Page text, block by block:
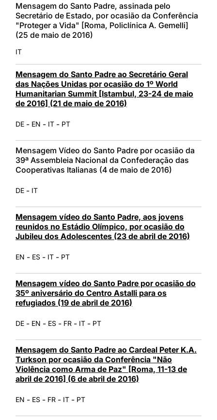
Mensagem do Santo Padre, assinada pelo
Secretário de Estado, por ocasião da Conferência
"Proteger a Vida" [Roma, Policlínica A. Gemelli]
(25 de maio de 2016)
IT
Mensagem do Santo Padre ao Secretário Geral
das Nações Unidas por ocasião do 1º World
Humanitarian Summit [Istambul, 23-24 de maio
de 2016] (21 de maio de 2016)
DE - EN - IT - PT
Mensagem Vídeo do Santo Padre por ocasião da
39ª Assembleia Nacional da Confederação das
Cooperativas Italianas (4 de maio de 2016)
DE - IT
Mensagem vídeo do Santo Padre, aos jovens
reunidos no Estádio Olímpico, por ocasião do
Jubileu dos Adolescentes (23 de abril de 2016)
EN - ES - IT - PT
Mensagem vídeo do Santo Padre por ocasião do
35º aniversário do Centro Astalli para os
refugiados (19 de abril de 2016)
DE - EN - ES - FR - IT - PT
Mensagem do Santo Padre ao Cardeal Peter K.A.
Turkson por ocasião da Conferência "Não
Violência como Arma de Paz" [Roma, 11-13 de
abril de 2016] (6 de abril de 2016)
EN - ES - FR - IT - PT